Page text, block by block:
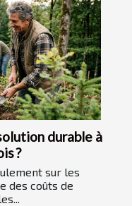
durable à
?
sur les
des coûts de